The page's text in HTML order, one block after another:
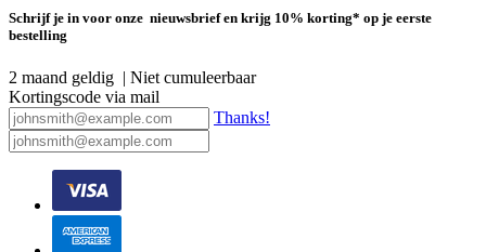
Schrijf je in voor onze nieuwsbrief en krijg 10% korting* op je eerste
bestelling
2 maand geldig | Niet cumuleerbaar
Kortingscode via mail
Thanks!